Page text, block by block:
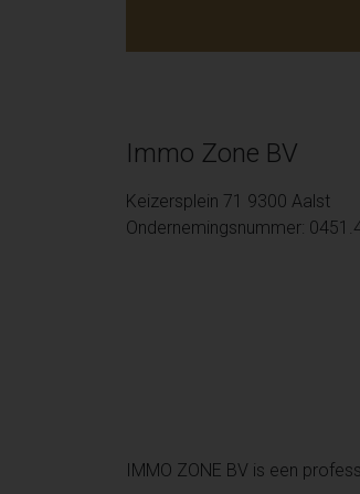
Immo Zone BV
Keizersplein 71 9300 Aalst
Ondernemingsnummer:
IMMO ZONE BV is een